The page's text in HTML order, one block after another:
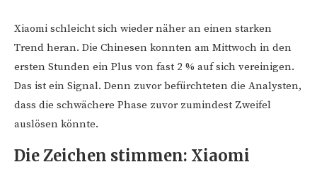
Xiaomi schleicht sich wieder näher an einen starken
Trend heran. Die Chinesen konnten am Mittwoch in den
ersten Stunden ein Plus von fast 2 % auf sich vereinigen.
Das ist ein Signal. Denn zuvor befürchteten die Analysten,
dass die schwächere Phase zuvor zumindest Zweifel
auslösen könnte.
Die Zeichen stimmen: Xiaomi